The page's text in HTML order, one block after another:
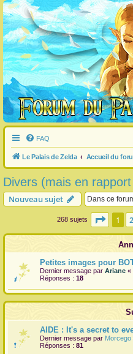
FAQ
Le Palais de Zelda Accueil du
Divers (mais en
Nouveau sujet
268 sujets Page 1
1 2
Petites images pour
Dernier message par Ariane «
Réponses : 18
AIDE : It's a secret to
Dernier message par Morcego
Réponses : 81